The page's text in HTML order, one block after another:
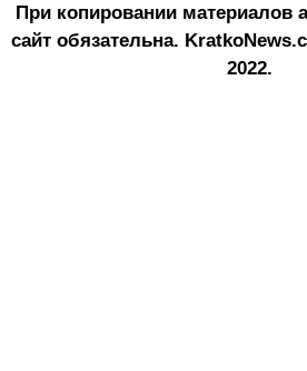
При копировании материалов
сайт обязательна.
2022.